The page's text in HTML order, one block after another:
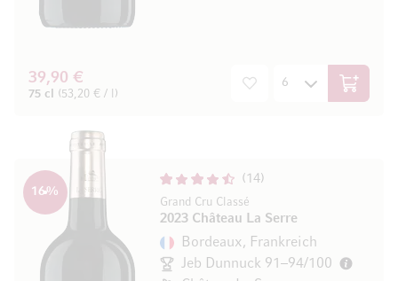
39,90 €
75 cl (53,20 € / l) In den
14
Grand Cru Classé
2023 Château La Serre
16%
Bordeaux, Frankreich
Jeb Dunnuck 91–94/100